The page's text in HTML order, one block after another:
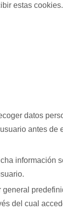
estas
datos
antes de
información
del cual